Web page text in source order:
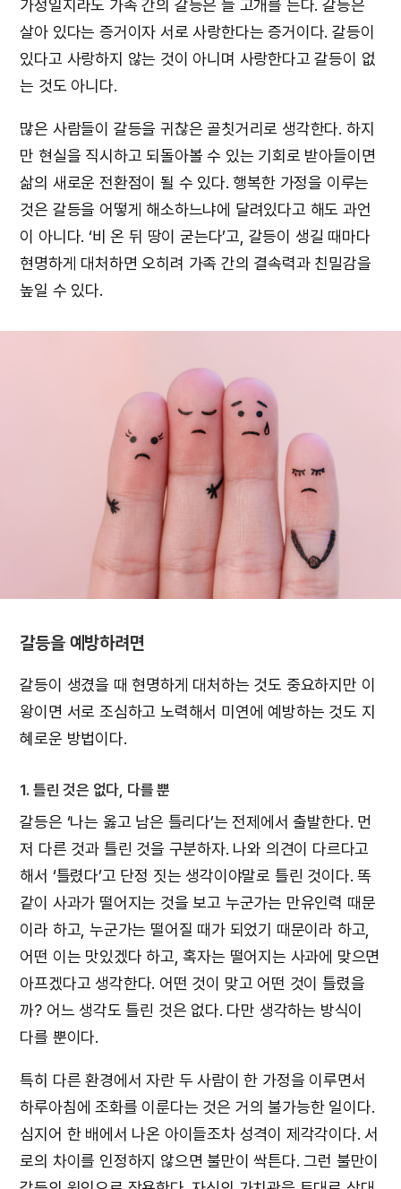
가정일지라도 가족 간의 갈등은 늘 고개를 든다. 갈등은
살아 있다는 증거이자 서로 사랑한다는 증거이다. 갈등이
있다고 사랑하지 않는 것이 아니며 사랑한다고 갈등이 없
는 것도 아니다.
많은 사람들이 갈등을 귀찮은 골칫거리로 생각한다. 하지
만 현실을 직시하고 되돌아볼 수 있는 기회로 받아들이면
삶의 새로운 전환점이 될 수 있다. 행복한 가정을 이루는
것은 갈등을 어떻게 해소하느냐에 달려있다고 해도 과언
이 아니다. ‘비 온 뒤 땅이 굳는다’고, 갈등이 생길 때마다
현명하게 대처하면 오히려 가족 간의 결속력과 친밀감을
높일 수 있다.
갈등을 예방하려면
갈등이 생겼을 때 현명하게 대처하는 것도 중요하지만 이
왕이면 서로 조심하고 노력해서 미연에 예방하는 것도 지
혜로운 방법이다.
1. 틀린 것은 없다, 다를 뿐
갈등은 ‘나는 옳고 남은 틀리다’는 전제에서 출발한다. 먼
저 다른 것과 틀린 것을 구분하자. 나와 의견이 다르다고
해서 ‘틀렸다’고 단정 짓는 생각이야말로 틀린 것이다. 똑
같이 사과가 떨어지는 것을 보고 누군가는 만유인력 때문
이라 하고, 누군가는 떨어질 때가 되었기 때문이라 하고,
어떤 이는 맛있겠다 하고, 혹자는 떨어지는 사과에 맞으면
아프겠다고 생각한다. 어떤 것이 맞고 어떤 것이 틀렸을
까? 어느 생각도 틀린 것은 없다. 다만 생각하는 방식이
다를 뿐이다.
특히 다른 환경에서 자란 두 사람이 한 가정을 이루면서
하루아침에 조화를 이룬다는 것은 거의 불가능한 일이다.
심지어 한 배에서 나온 아이들조차 성격이 제각각이다. 서
로의 차이를 인정하지 않으면 불만이 싹튼다. 그런 불만이